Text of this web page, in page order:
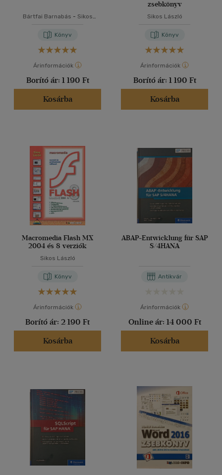
Bártfai Barnabás - Sikos
Könyv
Árinformációk
Borító ár: 1 190 Ft
Kosárba
zsebkönyv
Sikos László
Könyv
Árinformációk
Borító ár: 1 190 Ft
Kosárba
Macromedia Flash MX
2004 és 8 verziók
Sikos László
Könyv
Árinformációk
Borító ár: 2 190 Ft
Kosárba
ABAP-Entwicklung für SAP
S/4HANA
Antikvár
Árinformációk
Online ár: 14 000 Ft
Kosárba